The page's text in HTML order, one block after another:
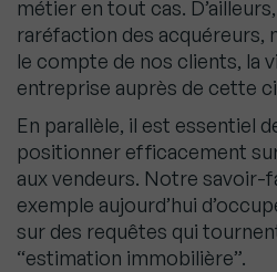
métier en tout cas.
raréfaction des acquéreurs,
le compte de nos clients, la
entreprise auprès de cette
En parallèle, il est essentiel
positionner efficacement
aux vendeurs. Notre savoir-
exemple aujourd’hui
sur des requêtes qui
“estimation immobilière”.